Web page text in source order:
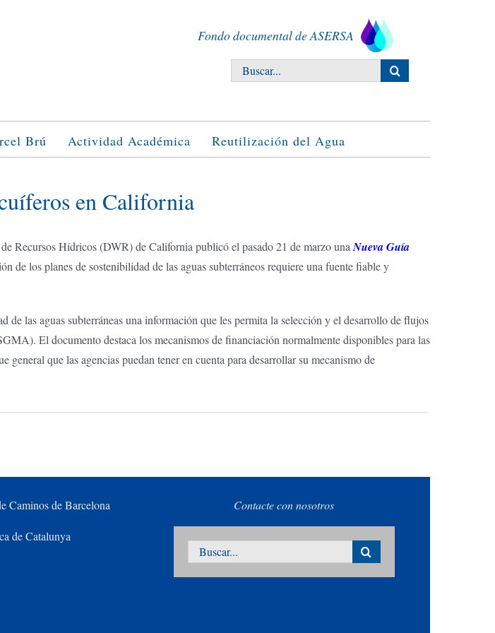
Fondo documental de ASERSA
Buscar:
Brú Actividad Académica Reutilización del Agua
en California
Recursos Hídricos (DWR) de California publicó el pasado 21 de marzo una Nueva Guía
de los planes de sostenibilidad de las aguas subterráneos requiere una fuente fiable y
las aguas subterráneas una información que les permita la selección y el desarrollo de flujos
El documento destaca los mecanismos de financiación normalmente disponibles para las
que las agencias puedan tener en cuenta para desarrollar su mecanismo de
Caminos de Barcelona
de Catalunya
Contacte con nosotros
Buscar: